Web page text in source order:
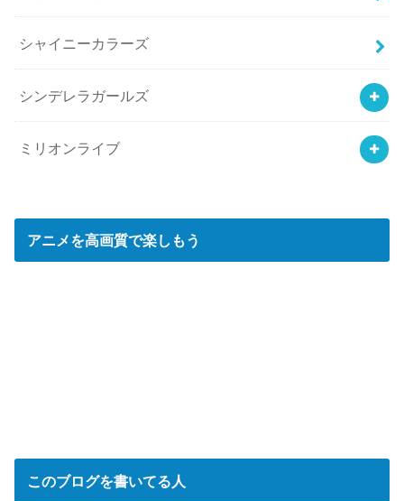
シャイニーカラーズ
シンデレラガールズ
ミリオンライブ
アニメを高画質で楽しもう
このブログを書いてる人